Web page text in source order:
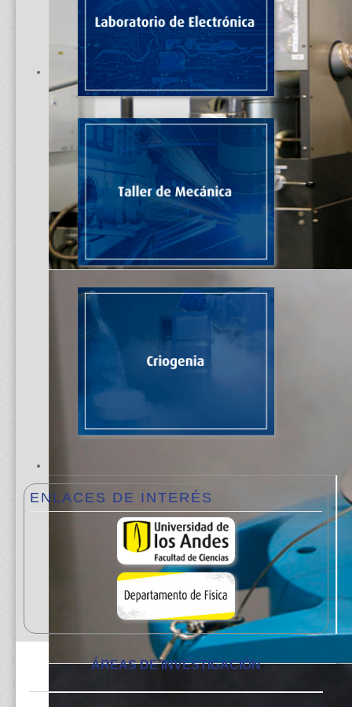
Estación de Helio
ENLACES DE INTERÉS
ÁREAS DE INVESTIGACIÓN